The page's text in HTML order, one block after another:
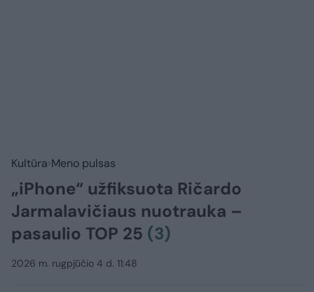
Kultūra Meno pulsas
„iPhone“ užfiksuota Ričardo
Jarmalavičiaus nuotrauka –
pasaulio TOP 25 (3)
2026 m. rugpjūčio 4 d. 11:48